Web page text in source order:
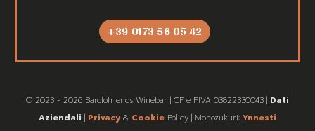
+39 0173 56 05 42
© 2023 - 2026 Barolofriends Winebar | CF e PIVA 03822330043 | Dati
Aziendali | Privacy & Cookie Policy | Monozukuri: Ynnesti